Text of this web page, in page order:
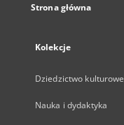
Strona główna
Kolekcje
Dziedzictwo kulturowe
Nauka i dydaktyka